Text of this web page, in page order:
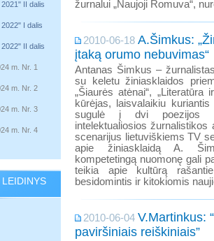
II dalis
I dalis
II dalis
m. Nr. 1
m. Nr. 2
m. Nr. 3
m. Nr. 4
žurnalui „Naujoji Romuva“,
2010-06-18 A.Šimkus:
įtaką orumo nebuvimas“
Antanas Šimkus –
su keletu žiniasklaidos
„Šiaurės atėnai“,
kūrėjas, laisvalaikiu
sugulė į dvi poezijos
intelektualiosios
scenarijus lietuviškiems TV
apie žiniasklaidą A.
kompetetingą nuomonę gali
teikia apie kultūrą
besidomintis ir kitokiomis
2010-06-04 V.Martinkus:
paviršiniais reiškiniais”